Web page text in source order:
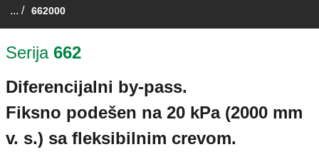
... / 662000
Serija 662
Diferencijalni by-pass.
Fiksno podešen na 20 kPa (2000 mm
v. s.) sa fleksibilnim crevom.